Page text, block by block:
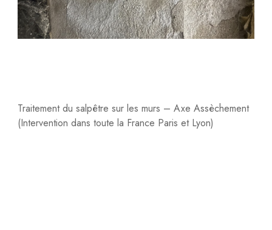
Traitement du salpêtre sur les murs – Axe Assèchement
(Intervention dans toute la France Paris et Lyon)